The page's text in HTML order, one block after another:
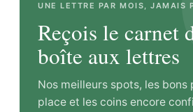
UNE LETTRE PAR MOIS, JAMAIS
Reçois le carnet
boîte aux lettres
Nos meilleurs spots, les bons
place et les coins encore